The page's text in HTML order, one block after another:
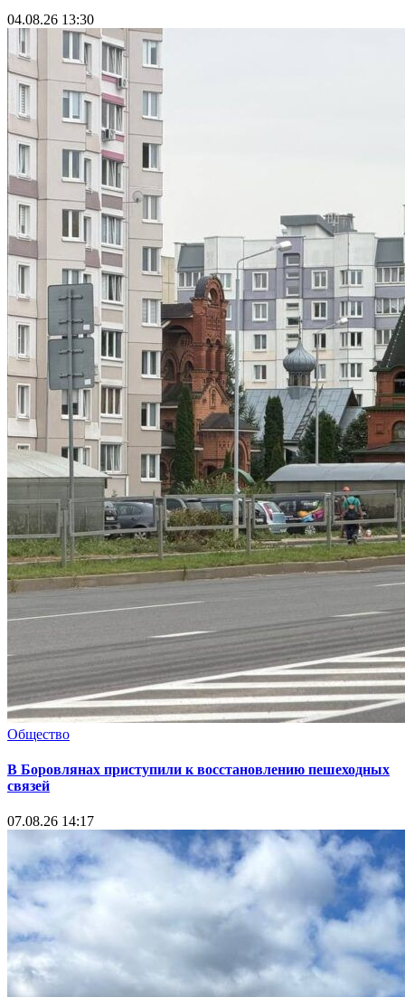
04.08.26 13:30
Общество
В Боровлянах приступили к восстановлению пешеходных
связей
07.08.26 14:17